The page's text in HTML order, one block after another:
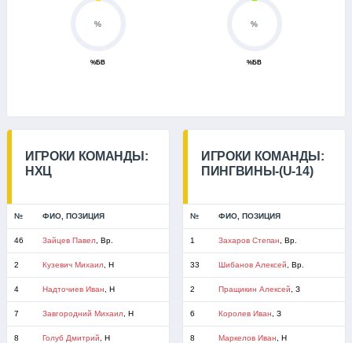
%
%БВ
%
%БВ
ИГРОКИ КОМАНДЫ:
НХЦ
№ ФИО, ПОЗИЦИЯ
46 Зайцев Павел, Вр.
2 Кузевич Михаил, Н
4 Надточиев Иван , Н
7 Завгородний Михаил, Н
8 Голуб Дмитрий , Н
ИГРОКИ КОМАНДЫ:
ПИНГВИНЫ-(U-14)
№ ФИО, ПОЗИЦИЯ
1 Захаров Степан , Вр.
33 Шибанов Алексей , Вр.
2 Пращикин Алексей , З
6 Королев Иван , З
8 Маркелов Иван , Н